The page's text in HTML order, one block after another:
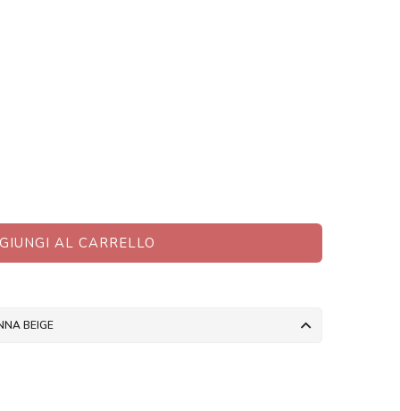
AL CARRELLO
BEIGE